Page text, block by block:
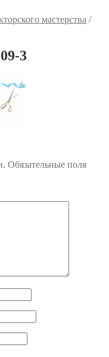
мастерства /
3
Обязательные поля